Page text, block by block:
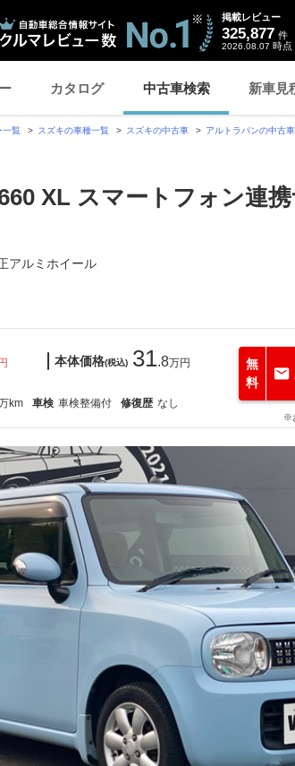
掲載レビュー
325,877 件
2026.08.07 時点
カタログ 中古車検索 新車見
一覧 スズキの車種一覧 スズキの中古車 アルトラパンの中古車
XL スマートフォン連
アルミホイール
本体価格(税込) 31.8万円
km 車検 車検整備付 修復歴 なし
無
料
※